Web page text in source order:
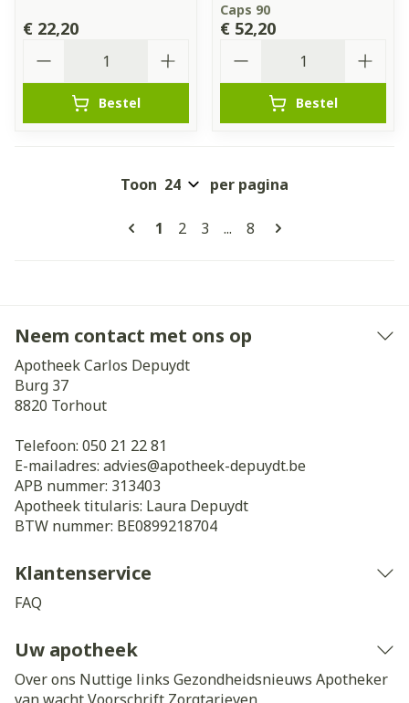
€ 22,20
Bestel
Caps 90
€ 52,20
Bestel
Pagina's
U lees momenteel pagina
1 Pagina
2 Pagina
3 ... Pagina
8
Toon per pagina
Neem contact met ons op
Apotheek Carlos Depuydt
Burg 37
8820 Torhout
Telefoon: 050 21 22 81
E-mailadres: advies@apotheek-depuydt.be
APB nummer: 313403
Apotheek titularis: Laura Depuydt
BTW nummer: BE0899218704
Klantenservice
FAQ
Uw apotheek
Over ons Nuttige links Gezondheidsnieuws Apotheker